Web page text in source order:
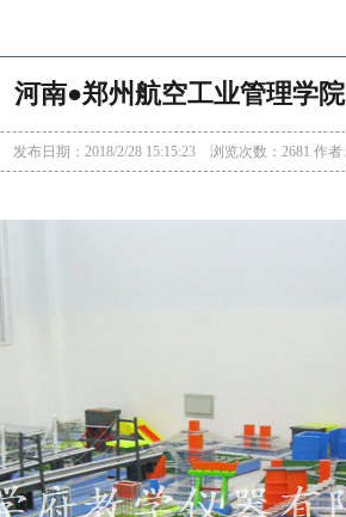
河南●郑州航空工业管理学院
发布日期：2018/2/28 15:15:23 浏览次数：2681 作者: